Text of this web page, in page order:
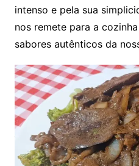
intenso e pela sua
nos remete para a
sabores autênticos da